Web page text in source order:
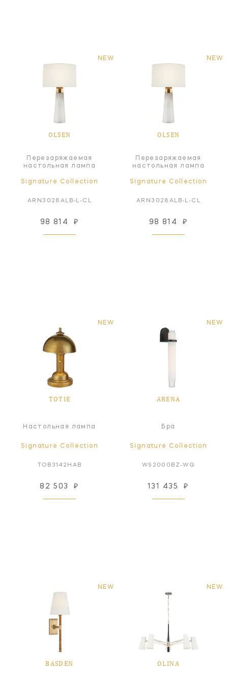
NEW
OLSEN
Перезаряжаемая
настольная лампа
Signature Collection
ARN3028ALB-L-CL
98 814 ₽
NEW
OLSEN
Перезаряжаемая
настольная лампа
Signature Collection
ARN3028ALB-L-CL
98 814 ₽
NEW
TOTIE
Настольная лампа
Signature Collection
TOB3142HAB
82 503 ₽
NEW
ARENA
Бра
Signature Collection
WS2000BZ-WG
131 435 ₽
NEW
BASDEN
NEW
OLINA